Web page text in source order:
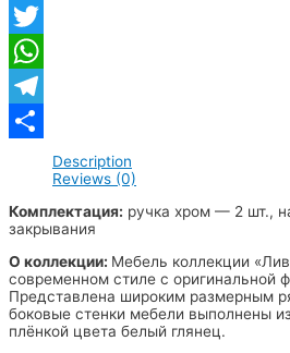
Facebook
Twitter
WhatsApp
Telegram
ОтправитьDescription
Reviews (0)
Комплектация: ручка хром — 2 шт.,
закрывания
О коллекции: Мебель коллекции
современном стиле с оригинальной
Представлена широким размерным
боковые стенки мебели выполнены
плёнкой цвета белый глянец.